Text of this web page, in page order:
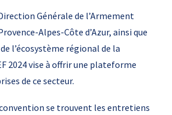
Générale de l’Armement
Alpes-Côte d’Azur, ainsi que
l’écosystème régional de la
2024 vise à offrir une plateforme
de ce secteur.
se trouvent les entretiens